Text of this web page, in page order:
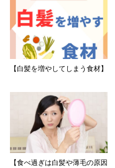
【白髪を増やしてしまう食材】
【食べ過ぎは白髪や薄毛の原因